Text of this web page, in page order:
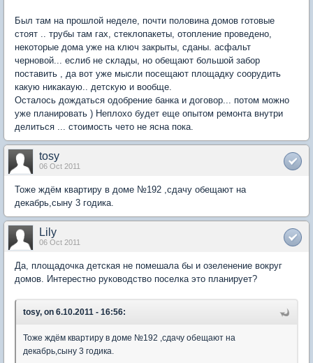
Был там на прошлой неделе, почти половина домов готовые
стоят .. трубы там гах, стеклопакеты, отопление проведено,
некоторые дома уже на ключ закрыты, сданы. асфальт
черновой... еслиб не склады, но обещают большой забор
поставить , да вот уже мысли посещают площадку соорудить
какую никакаую.. детскую и вообще.
Осталось дождаться одобрение банка и договор... потом можно
уже планировать ) Неплохо будет еще опытом ремонта внутри
делиться ... стоимость чето не ясна пока.
tosy
06 Oct 2011
Тоже ждём квартиру в доме №192 ,сдачу обещают на
декабрь,сыну 3 годика.
Lily
06 Oct 2011
Да, площадочка детская не помешала бы и озеленение вокруг
домов. Интерестно руководство поселка это планирует?
tosy, on 6.10.2011 - 16:56:
Тоже ждём квартиру в доме №192 ,сдачу обещают на
декабрь,сыну 3 годика.